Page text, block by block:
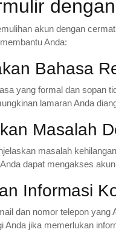
akun dengan
Anda:
Bahasa
yang formal dan sopan
lamaran Anda
Masalah
masalah
dapat mengakses
Informasi
dan nomor telepon
Anda jika memerlukan